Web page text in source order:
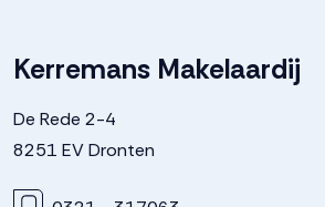
Kerremans Makelaardij
De Rede 2-4
8251 EV Dronten